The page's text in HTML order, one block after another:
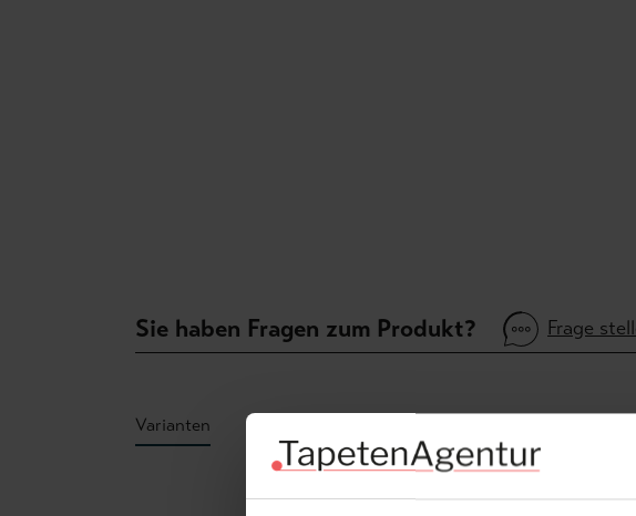
Sie haben Fragen zum Produkt? Frage
Varianten